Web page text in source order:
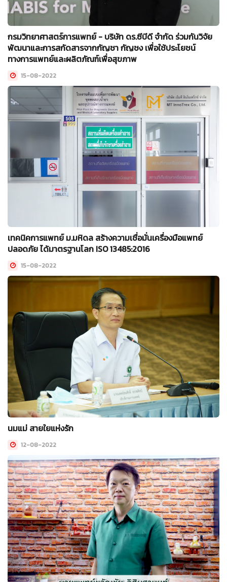
กรมวิทยาศาสตร์การแพทย์ - บริษัท ดร.ซีบีดี จำกัด ร่วมกันวิจัย
พัฒนาและการสกัดสารจากกัญชา กัญชง เพื่อใช้ประโยชน์
ทางการแพทย์และผลิตภัณฑ์เพื่อสุขภาพ
15-08-2022
เทคนิคการแพทย์ ม.มหิดล สร้างความเชื่อมั่นเครื่องมือแพทย์
ปลอดภัย ได้มาตรฐานโลก ISO 13485:2016
15-08-2022
นมแม่ สายใยแห่งรัก
12-08-2022